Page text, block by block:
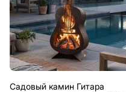
Садовый камин Гитара